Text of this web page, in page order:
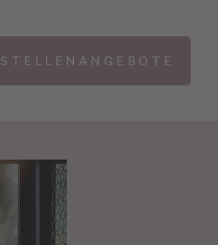
STELLENANGEBOTE